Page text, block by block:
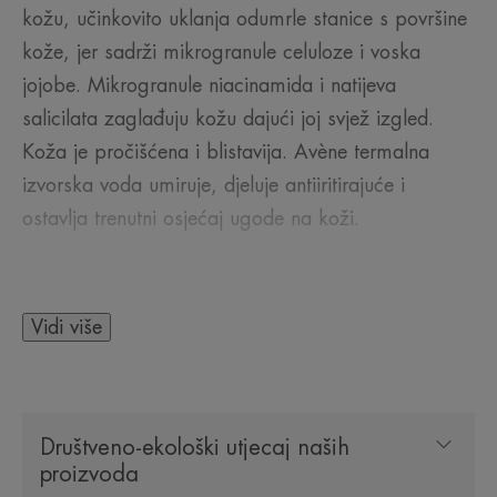
kožu, učinkovito uklanja odumrle stanice s površine
kože, jer sadrži mikrogranule celuloze i voska
jojobe. Mikrogranule niacinamida i natijeva
salicilata zaglađuju kožu dajući joj svjež izgled.
Koža je pročišćena i blistavija. Avène termalna
izvorska voda umiruje, djeluje antiiritirajuće i
ostavlja trenutni osjećaj ugode na koži.
osjetljivu kožu.
PAR RIJEČI NAŠEG STRUČNJAKA
Vidi više
Društveno-ekološki utjecaj naših
proizvoda